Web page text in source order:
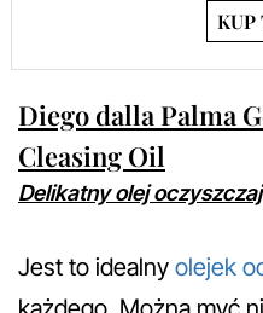
KUP
Diego dalla Palma
Cleasing Oil
Delikatny olej
Jest to idealny olejek